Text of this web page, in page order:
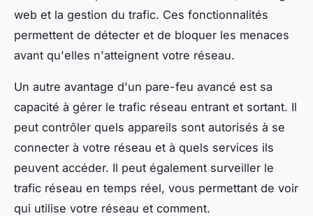
web et la gestion du trafic. Ces fonctionnalités
permettent de détecter et de bloquer les menaces
avant qu'elles n'atteignent votre réseau.
Un autre avantage d'un pare-feu avancé est sa
capacité à gérer le trafic réseau entrant et sortant. Il
peut contrôler quels appareils sont autorisés à se
connecter à votre réseau et à quels services ils
peuvent accéder. Il peut également surveiller le
trafic réseau en temps réel, vous permettant de voir
qui utilise votre réseau et comment.